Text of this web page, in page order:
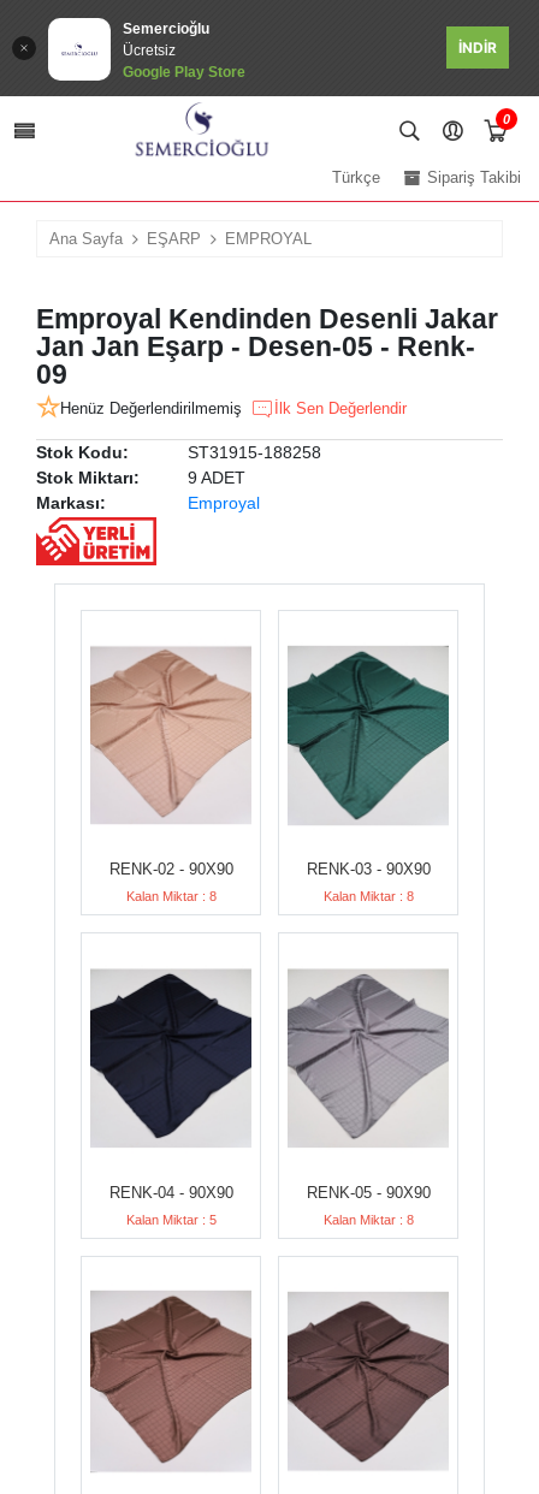
Semercioğlu
Ücretsiz
Google Play Store
İNDİR
0
Sipariş Takibi
Türkçe
Ana Sayfa EŞARP EMPROYAL
Emproyal Kendinden Desenli Jakar
Jan Jan Eşarp - Desen-05 - Renk-
09
Henüz Değerlendirilmemiş İlk Sen Değerlendir
Stok Kodu:
ST31915-188258
Stok Miktarı:
9 ADET
Markası:
Emproyal
RENK-02 - 90X90
Kalan Miktar : 8
RENK-03 - 90X90
Kalan Miktar : 8
RENK-04 - 90X90
Kalan Miktar : 5
RENK-05 - 90X90
Kalan Miktar : 8